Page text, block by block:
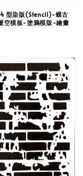
型染版(Stencil)-蝶古
空模板-塗鴉模版-繪畫